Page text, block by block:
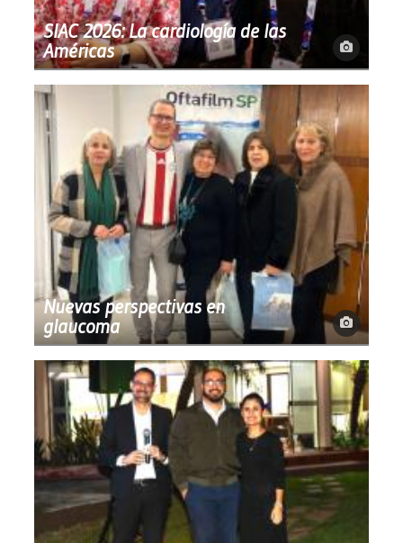
SIAC 2026: La cardiología de las
Américas
Nuevas perspectivas en
glaucoma